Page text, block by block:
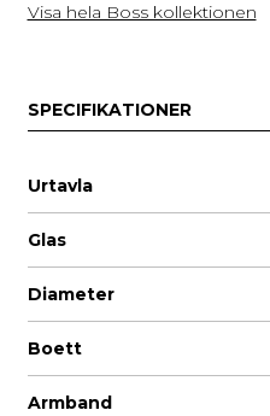
Visa hela Boss kollektionen
SPECIFIKATIONER
Urtavla
Glas
Diameter
Boett
Armband